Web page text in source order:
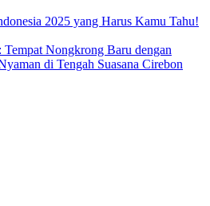
2025 yang Harus Kamu Tahu!
Nongkrong Baru dengan
di Tengah Suasana Cirebon